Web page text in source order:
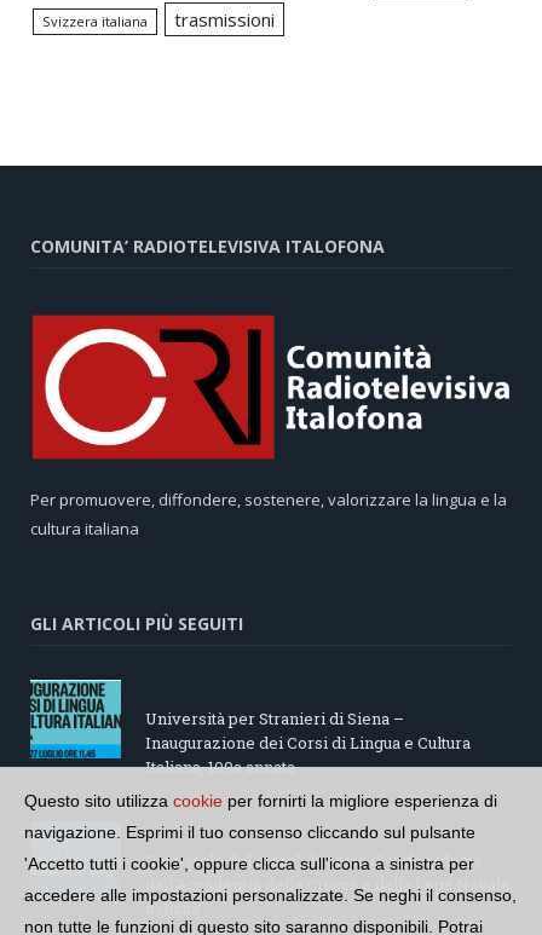
Svizzera italiana trasmissioni
COMUNITA’ RADIOTELEVISIVA ITALOFONA
Per promuovere, diffondere, sostenere, valorizzare la lingua e la
cultura italiana
GLI ARTICOLI PIÙ SEGUITI
Università per Stranieri di Siena –
Inaugurazione dei Corsi di Lingua e Cultura
Italiana, 109a annata
“Le parole del mare”: la serie di video ideata
dall’Accademia della Crusca e dalla Lega Navale
italiana
Questo sito utilizza cookie per fornirti la migliore esperienza di
navigazione. Esprimi il tuo consenso cliccando sul pulsante
'Accetto tutti i cookie', oppure clicca sull'icona a sinistra per
accedere alle impostazioni personalizzate. Se neghi il consenso,
non tutte le funzioni di questo sito saranno disponibili. Potrai